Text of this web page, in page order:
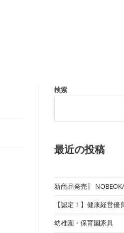
検索
最近の投稿
新商品発売〖
【認定！】健康経営優
幼稚園・保育園家具